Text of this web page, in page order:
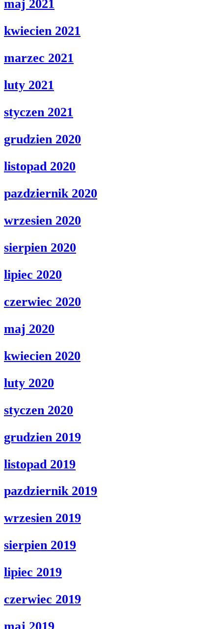
maj 2021
kwiecien 2021
marzec 2021
luty 2021
styczen 2021
grudzien 2020
listopad 2020
pazdziernik 2020
wrzesien 2020
sierpien 2020
lipiec 2020
czerwiec 2020
maj 2020
kwiecien 2020
luty 2020
styczen 2020
grudzien 2019
listopad 2019
pazdziernik 2019
wrzesien 2019
sierpien 2019
lipiec 2019
czerwiec 2019